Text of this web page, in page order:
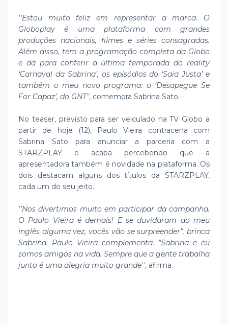
''Estou muito feliz em representar a marca. O
Globoplay é uma plataforma com grandes
produções nacionais, filmes e séries consagradas.
Além disso, tem a programação completa da Globo
e dá para conferir a última temporada do reality
‘Carnaval da Sabrina’, os episódios do ‘Saia Justa’ e
também o meu novo programa: o ‘Desapegue Se
For Capaz’, do GNT", comemora Sabrina Sato.
No teaser, previsto para ser veiculado na TV Globo a
partir de hoje (12), Paulo Vieira contracena com
Sabrina Sato para anunciar a parceria com a
STARZPLAY e acaba percebendo que a
apresentadora também é novidade na plataforma. Os
dois destacam alguns dos títulos da STARZPLAY,
cada um do seu jeito.
''Nos divertimos muito em participar da campanha.
O Paulo Vieira é demais! E se duvidaram do meu
inglês alguma vez, vocês vão se surpreender”, brinca
Sabrina. Paulo Vieira complementa. "Sabrina e eu
somos amigos na vida. Sempre que a gente trabalha
junto é uma alegria muito grande'', afirma.